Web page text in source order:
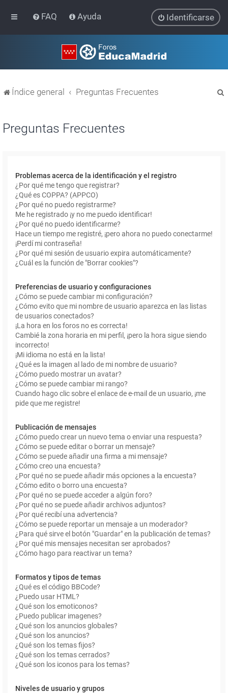
FAQ Ayuda Identificarse
Índice general Preguntas Frecuentes
Preguntas Frecuentes
Problemas acerca de la identificación y el registro
¿Por qué me tengo que registrar?
¿Qué es COPPA? (APPCO)
¿Por qué no puedo registrarme?
Me he registrado ¡y no me puedo identificar!
¿Por qué no puedo identificarme?
Hace un tiempo me registré, ¡pero ahora no puedo conectarme!
¡Perdí mi contraseña!
¿Por qué mi sesión de usuario expira automáticamente?
¿Cuál es la función de "Borrar cookies"?
Preferencias de usuario y configuraciones
¿Cómo se puede cambiar mi configuración?
¿Cómo evito que mi nombre de usuario aparezca en las listas
de usuarios conectados?
¡La hora en los foros no es correcta!
Cambié la zona horaria en mi perfil, ¡pero la hora sigue siendo
incorrecto!
¡Mi idioma no está en la lista!
¿Qué es la imagen al lado de mi nombre de usuario?
¿Cómo puedo mostrar un avatar?
¿Cómo se puede cambiar mi rango?
Cuando hago clic sobre el enlace de e-mail de un usuario, ¡me
pide que me registre!
Publicación de mensajes
¿Cómo puedo crear un nuevo tema o enviar una respuesta?
¿Cómo se puede editar o borrar un mensaje?
¿Cómo se puede añadir una firma a mi mensaje?
¿Cómo creo una encuesta?
¿Por qué no se puede añadir más opciones a la encuesta?
¿Cómo edito o borro una encuesta?
¿Por qué no se puede acceder a algún foro?
¿Por qué no se puede añadir archivos adjuntos?
¿Por qué recibí una advertencia?
¿Cómo se puede reportar un mensaje a un moderador?
¿Para qué sirve el botón "Guardar" en la publicación de temas?
¿Por qué mis mensajes necesitan ser aprobados?
¿Cómo hago para reactivar un tema?
Formatos y tipos de temas
¿Qué es el código BBCode?
¿Puedo usar HTML?
¿Qué son los emoticonos?
¿Puedo publicar imagenes?
¿Qué son los anuncios globales?
¿Qué son los anuncios?
¿Qué son los temas fijos?
¿Qué son los temas cerrados?
¿Qué son los iconos para los temas?
Niveles de usuario y grupos